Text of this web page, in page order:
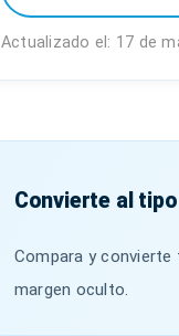
Actualizado el: 17 de
Convierte al
Compara y convierte
margen oculto.